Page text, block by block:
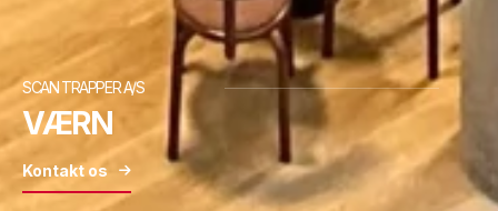
SCAN TRAPPER A/S
VÆRN
Kontakt os